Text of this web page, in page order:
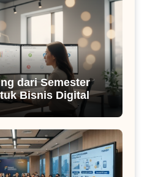
dari Semester
Bisnis Digital